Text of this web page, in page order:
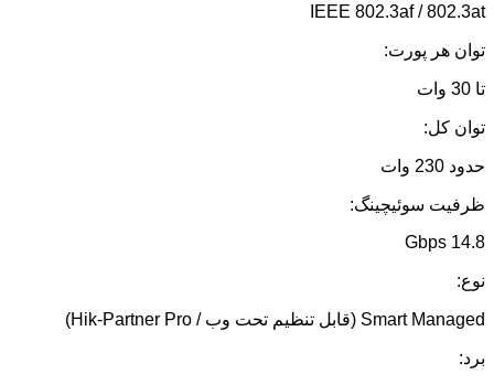
IEEE 802.3af / 802.3at
توان هر پورت:
تا 30 وات
توان کل:
حدود 230 وات
ظرفیت سوئیچینگ:
14.8 Gbps
نوع:
Smart Managed (قابل تنظیم تحت وب / Hik-Partner Pro)
برد: